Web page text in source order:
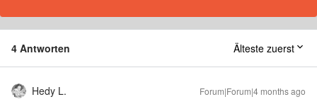
4 Antworten Älteste zuerst
Hedy L. Forum|Forum|4 months ago